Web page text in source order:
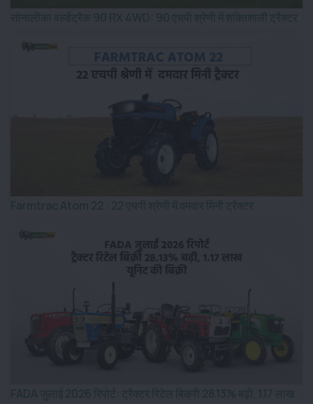
सोनालीका वर्ल्डट्रैक 90 RX 4WD: 90 एचपी श्रेणी में शक्तिशाली ट्रैक्टर
Farmtrac Atom 22 : 22 एचपी श्रेणी में दमदार मिनी ट्रैक्टर
FADA जुलाई 2026 रिपोर्ट: ट्रैक्टर रिटेल बिक्री 28.13% बढ़ी, 1.17 लाख